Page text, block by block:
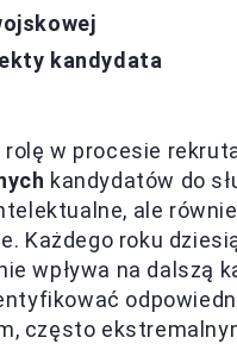
kandydata
w procesie
kandydatów do
ale
Każdego roku
wpływa na dalszą
często